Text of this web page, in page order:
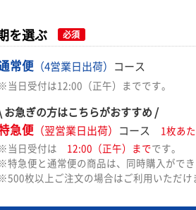
を選ぶ 必須
常便（4営業日出荷） コース
※当日受付は12:00（正午）までです。
お急ぎの方はこちらがおすすめ /
急便（翌営業日出荷） コース
1枚あ
※当日受付は 12:00（正午）までです。
※特急便と通常便の商品は、同時購入ができ
※500枚以上ご注文の場合はご利用いただけ